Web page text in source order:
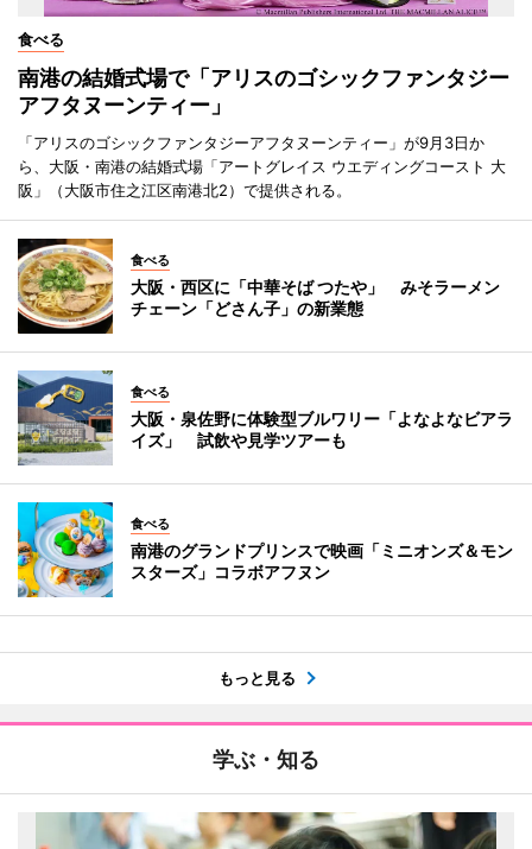
食べる
南港の結婚式場で「アリスのゴシックファンタジー
アフタヌーンティー」
「アリスのゴシックファンタジーアフタヌーンティー」が9月3日か
ら、大阪・南港の結婚式場「アートグレイス ウエディングコースト 大
阪」（大阪市住之江区南港北2）で提供される。
食べる
大阪・西区に「中華そば つたや」 みそラーメン
チェーン「どさん子」の新業態
食べる
大阪・泉佐野に体験型ブルワリー「よなよなビアラ
イズ」 試飲や見学ツアーも
食べる
南港のグランドプリンスで映画「ミニオンズ＆モン
スターズ」コラボアフヌン
もっと見る
学ぶ・知る